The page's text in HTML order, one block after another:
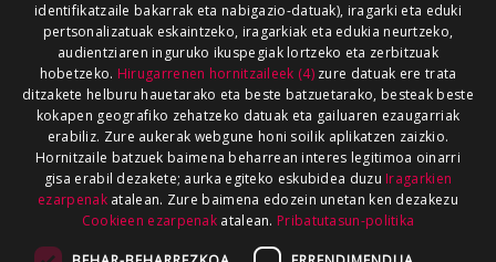
identifikatzaile bakarrak eta nabigazio-datuak), iragarki eta eduki
pertsonalizatuak eskaintzeko, iragarkiak eta edukia neurtzeko,
audientziaren inguruko ikuspegiak lortzeko eta zerbitzuak
hobetzeko. Hirugarrenen hornitzaileek (4)zure datuak ere trata
ditzakete helburu hauetarako eta beste batzuetarako, besteak beste
kokapen geografiko zehatzeko datuak eta gailuaren ezaugarriak
erabiliz. Zure aukerak webgune honi soilik aplikatzen zaizkio.
Hornitzaile batzuek baimena beharrean interes legitimoa oinarri
gisa erabil dezakete; aurka egiteko eskubidea duzu Iragarkien
ezarpenakatalean. Zure baimena edozein unetan ken dezakezu
Cookieen ezarpenak atalean. Pribatutasun-politika